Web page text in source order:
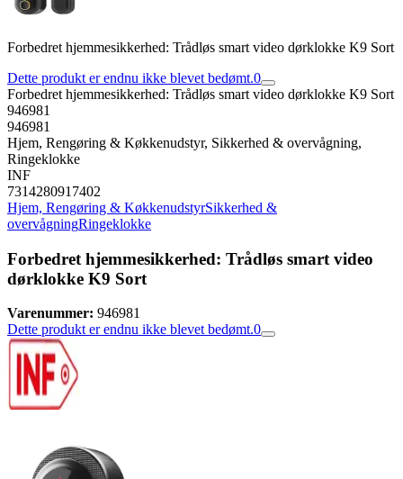
Forbedret hjemmesikkerhed: Trådløs smart video dørklokke K9 Sort
Dette produkt er endnu ikke blevet bedømt.0
Forbedret hjemmesikkerhed: Trådløs smart video dørklokke K9 Sort
946981
946981
Hjem, Rengøring & Køkkenudstyr, Sikkerhed & overvågning,
Ringeklokke
INF
7314280917402
Hjem, Rengøring & KøkkenudstyrSikkerhed &
overvågningRingeklokke
Forbedret hjemmesikkerhed: Trådløs smart video
dørklokke K9 Sort
Varenummer: 946981
Dette produkt er endnu ikke blevet bedømt.0